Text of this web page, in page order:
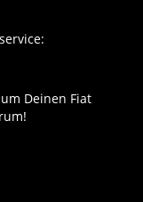
Deinen Fiat